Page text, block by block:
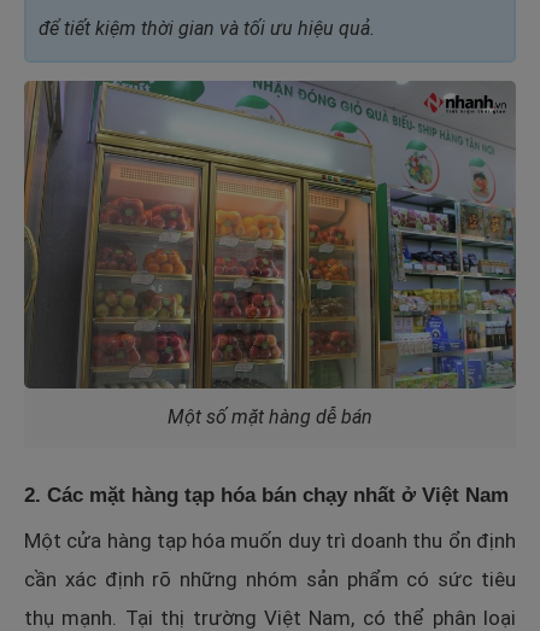
để tiết kiệm thời gian và tối ưu hiệu quả.
Một số mặt hàng dễ bán
2. Các mặt hàng tạp hóa bán chạy nhất ở Việt Nam
Một cửa hàng tạp hóa muốn duy trì doanh thu ổn định
cần xác định rõ những nhóm sản phẩm có sức tiêu
thụ mạnh. Tại thị trường Việt Nam, có thể phân loại